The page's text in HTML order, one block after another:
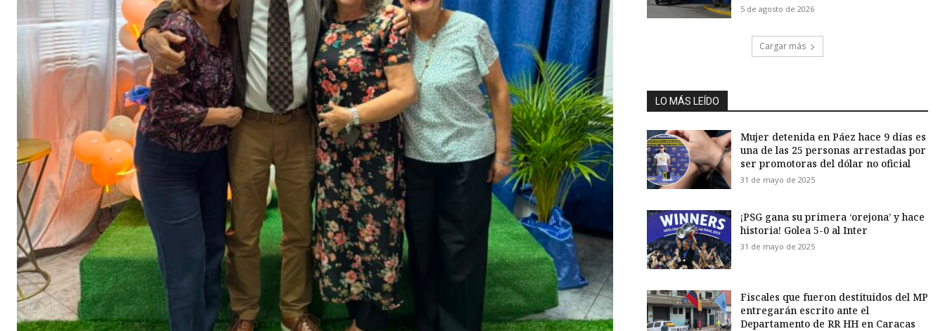
5 de agosto de 2026
Cargar más
LO MÁS LEÍDO
Mujer detenida en Páez hace 9 días es
una de las 25 personas arrestadas por
ser promotoras del dólar no oficial
31 de mayo de 2025
¡PSG gana su primera ‘orejona’ y hace
historia! Golea 5-0 al Inter
31 de mayo de 2025
Fiscales que fueron destituidos del MP
entregarán escrito ante el
Departamento de RR HH en Caracas